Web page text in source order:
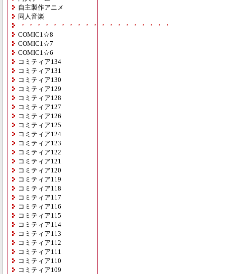
自主製作アニメ
同人音楽
・・・・・・・・・・・・・・・・・・・
COMIC1☆8
COMIC1☆7
COMIC1☆6
コミティア134
コミティア131
コミティア130
コミティア129
コミティア128
コミティア127
コミティア126
コミティア125
コミティア124
コミティア123
コミティア122
コミティア121
コミティア120
コミティア119
コミティア118
コミティア117
コミティア116
コミティア115
コミティア114
コミティア113
コミティア112
コミティア111
コミティア110
コミティア109